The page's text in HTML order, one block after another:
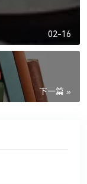
02-16
下一篇 »